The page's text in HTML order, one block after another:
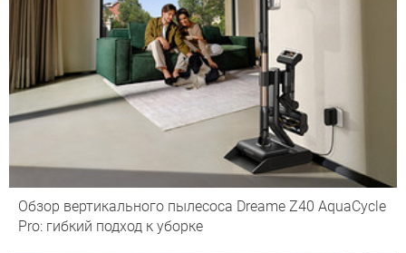
Обзор вертикального пылесоса Dreame Z40 AquaCycle
Pro: гибкий подход к уборке